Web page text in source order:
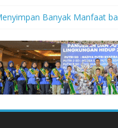
Banyak Manfaat
Setiap Anak Indonesia
Webinar Nasional